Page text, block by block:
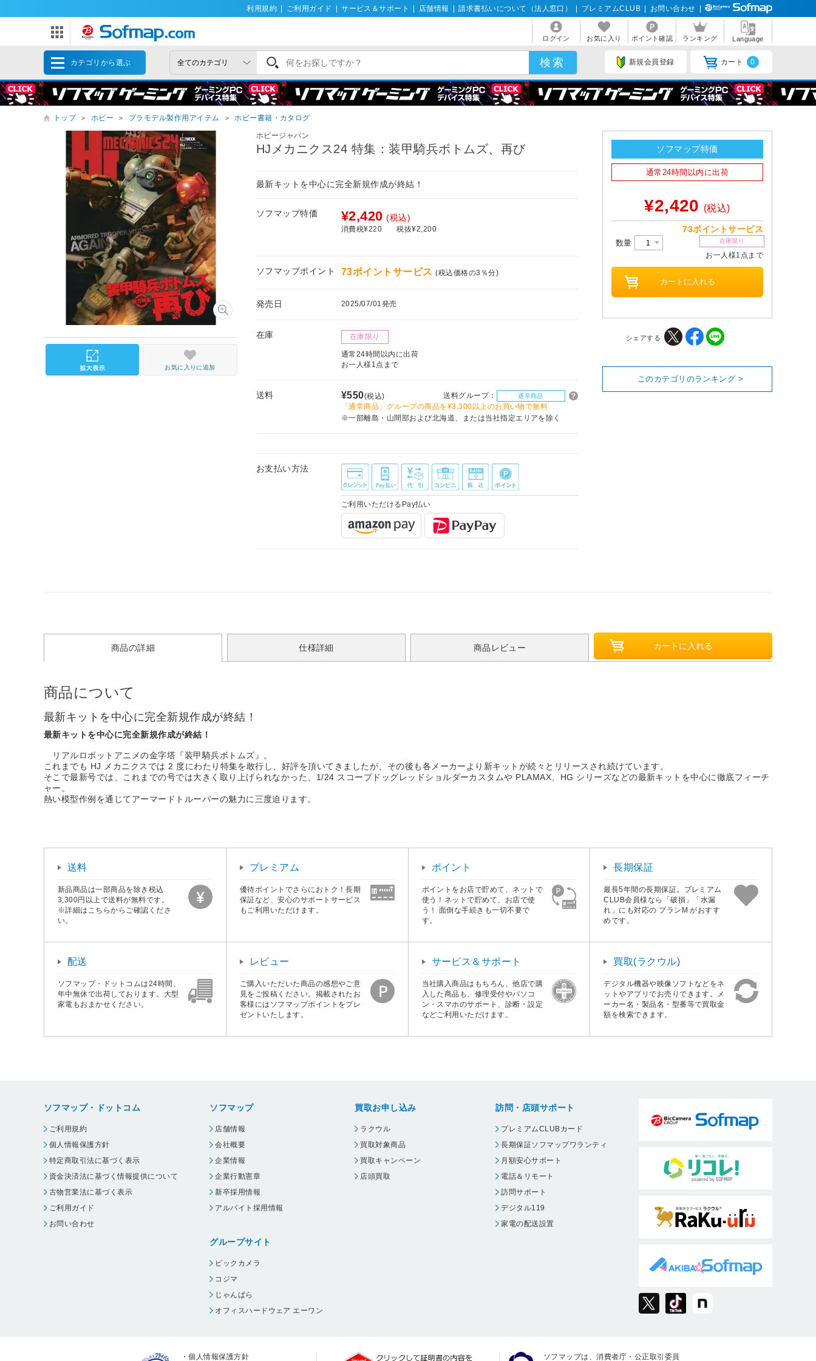
利用規約 ご利用ガイド サービス＆サポート 店舗情報 請求書払いについて（法人窓口） プレミアムCLUB お問い合わせ
ログイン お気に入り ポイント確認 ランキング Language
カテゴリから選ぶ 新規会員登録 カート 0
トップ ＞ ホビー ＞ プラモデル製作用アイテム ＞ ホビー書籍・カタログ
ホビージャパン
HJメカニクス24 特集：装甲騎兵ボトムズ、再び
最新キットを中心に完全新規作成が終結！
ソフマップ特価 ¥2,420 (税込)
消費税¥220 税抜¥2,200
ソフマップポイント 73ポイントサービス(税込価格の3％分)
発売日 2025/07/01発売
在庫 在庫限り
通常24時間以内に出荷
お一人様1点まで
送料 ¥550(税込) 送料グループ： 通常商品
「通常商品」グループの商品を¥3,300以上のお買い物で無料
※一部離島・山間部および北海道、または当社指定エリアを除く
お支払い方法
ご利用いただけるPay払い
お気に入りに追加
ソフマップ特価
通常24時間以内に出荷
¥2,420 (税込)
73ポイントサービス
数量 在庫限り
お一人様1点まで
シェアする
このカテゴリのランキング >
商品の詳細 仕様詳細 商品レビュー
商品について
最新キットを中心に完全新規作成が終結！
最新キットを中心に完全新規作成が終結！
リアルロボットアニメの金字塔『装甲騎兵ボトムズ』。
これまでも HJ メカニクスでは 2 度にわたり特集を敢行し、好評を頂いてきましたが、その後も各メーカーより新キットが続々とリリースされ続けています。
そこで最新号では、これまでの号では大きく取り上げられなかった、1/24 スコープドッグレッドショルダーカスタムや PLAMAX、HG シリーズなどの最新キットを中心に徹底フィーチ
ャー。
熱い模型作例を通じてアーマードトルーパーの魅力に三度迫ります。
送料
新品商品は一部商品を除き税込
3,300円以上で送料が無料です。
※詳細はこちらからご確認くださ
い。
プレミアム
優待ポイントでさらにおトク！長期
保証など、安心のサポートサービス
もご利用いただけます。
ポイント
ポイントをお店で貯めて、ネットで
使う！ネットで貯めて、お店で使
う！ 面倒な手続きも一切不要で
す。
長期保証
最長5年間の長期保証。プレミアム
CLUB会員様なら「破損」「水漏
れ」にも対応の プランM がおすす
めです。
配送
ソフマップ・ドットコムは24時間、
年中無休で出荷しております。大型
家電もおまかせください。
レビュー
ご購入いただいた商品の感想やご意
見をご投稿ください。掲載されたお
客様にはソフマップポイントをプレ
ゼントいたします。
サービス＆サポート
当社購入商品はもちろん、他店で購
入した商品も、修理受付やパソコ
ン・スマホのサポート、診断・設定
などご利用いただけます。
買取(ラクウル)
デジタル機器や映像ソフトなどをネ
ットやアプリでお売りできます。メ
ーカー名・製品名・型番等で買取金
額を検索できます。
ソフマップ・ドットコム
ご利用規約
個人情報保護方針
特定商取引法に基づく表示
資金決済法に基づく情報提供について
古物営業法に基づく表示
ご利用ガイド
お問い合わせ
ソフマップ
店舗情報
会社概要
企業情報
企業行動憲章
新卒採用情報
アルバイト採用情報
グループサイト
ビックカメラ
コジマ
じゃんぱら
オフィスハードウェア エーワン
買取お申し込み
ラクウル
買取対象商品
買取キャンペーン
店頭買取
訪問・店頭サポート
プレミアムCLUBカード
長期保証ソフマップワランティ
月額安心サポート
電話＆リモート
訪問サポート
デジタル119
家電の配送設置
・個人情報保護方針 ソフマップは、消費者庁・公正取引委員